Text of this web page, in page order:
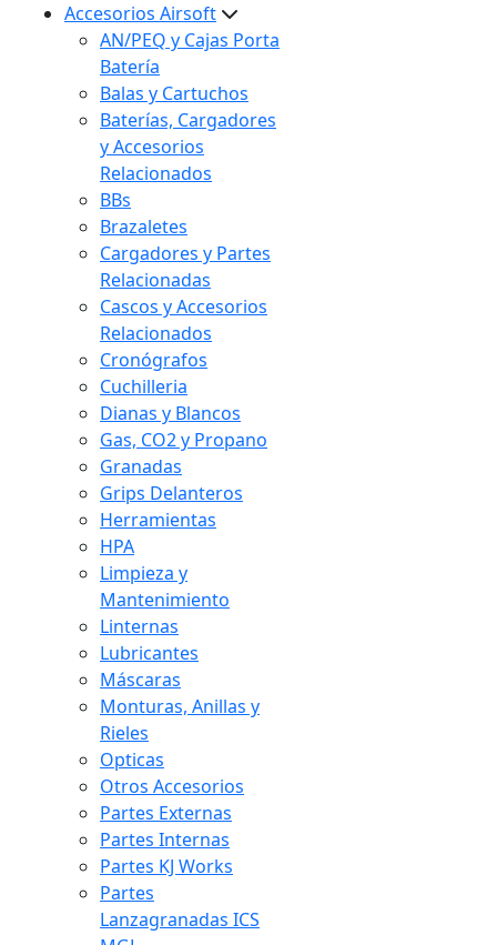
Accesorios Airsoft
AN/PEQ y Cajas Porta
Batería
Balas y Cartuchos
Baterías, Cargadores
y Accesorios
Relacionados
BBs
Brazaletes
Cargadores y Partes
Relacionadas
Cascos y Accesorios
Relacionados
Cronógrafos
Cuchilleria
Dianas y Blancos
Gas, CO2 y Propano
Granadas
Grips Delanteros
Herramientas
HPA
Limpieza y
Mantenimiento
Linternas
Lubricantes
Máscaras
Monturas, Anillas y
Rieles
Opticas
Otros Accesorios
Partes Externas
Partes Internas
Partes KJ Works
Partes
Lanzagranadas ICS